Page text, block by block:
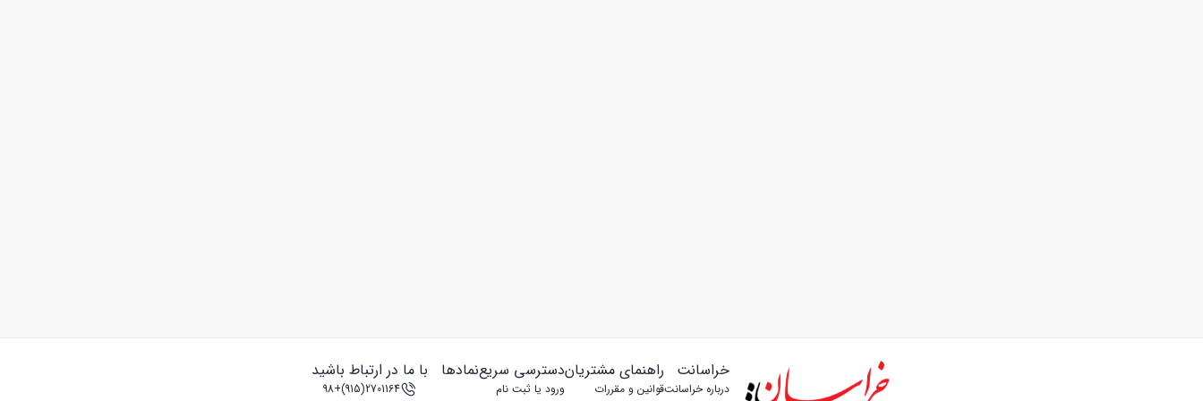
خراسانت
درباره خراسانت
راهنمای مشتریان
قوانین و مقررات
دسترسی سریع
ورود یا ثبت‌ نام
نمادها با ما در ارتباط باشید
2701164(915)+98